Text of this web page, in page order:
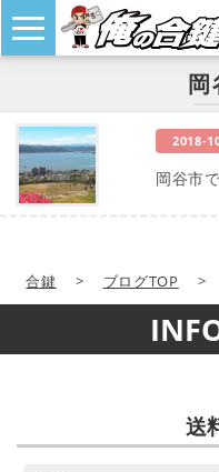
岡
2018-
岡谷市
合鍵 > ブログTOP >
送